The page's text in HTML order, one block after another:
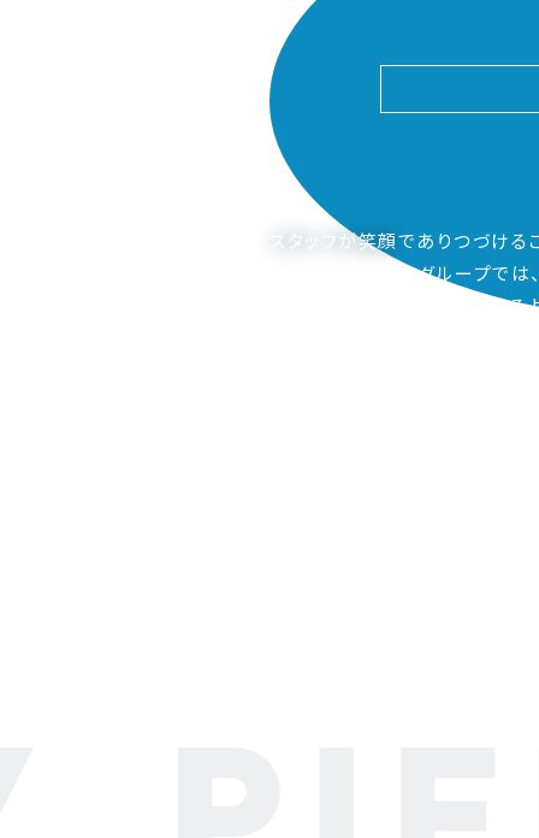
スタッフが笑顔でありつづける
ピアーサーティーグループでは
ご家族も笑顔になってもらえる